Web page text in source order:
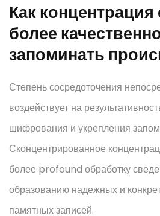
Как концентрация
более
запоминать
Степень сосредоточения
воздействует на
шифрования и укрепления
Сконцентрированное
более profound обработку
образованию надежных и
памятных записей.